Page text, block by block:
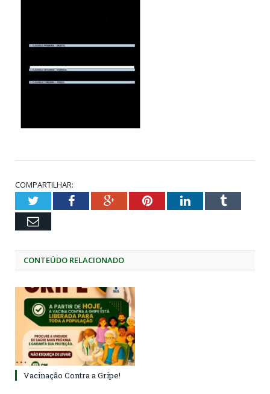
COMPARTILHAR:
TwitterFacebookGoogle+PinterestLinkedInTumblr
Email
CONTEÚDO RELACIONADO
Vacinação Contra a Gripe!